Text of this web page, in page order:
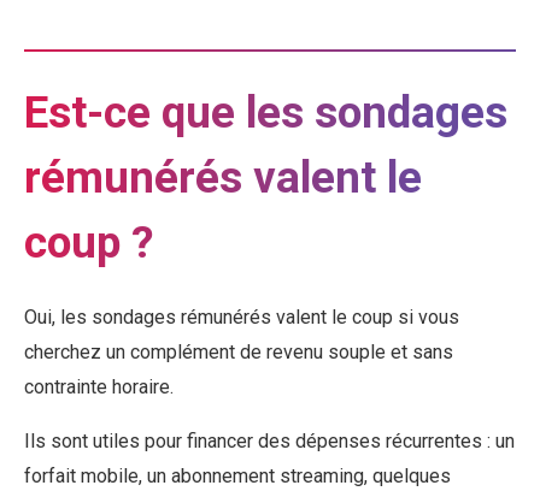
Est-ce que les sondages
rémunérés valent le
coup ?
Oui, les sondages rémunérés valent le coup si vous
cherchez un complément de revenu souple et sans
contrainte horaire.
Ils sont utiles pour financer des dépenses récurrentes : un
forfait mobile, un abonnement streaming, quelques